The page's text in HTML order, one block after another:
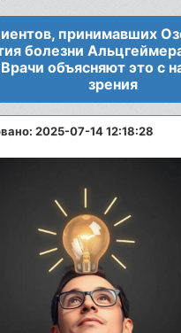
принимавших
болезни
объясняют это с
зрения
2025-07-14 12:18:28